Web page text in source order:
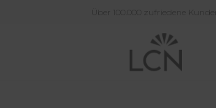
Über 100.000 zufriedene Kunden